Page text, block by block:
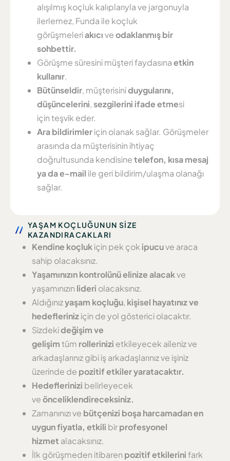
alışılmış koçluk kalıplarıyla ve jargonuyla
ilerlemez, Funda ile koçluk
görüşmeleriakıcıveodaklanmış bir
sohbettir.
Görüşme süresini müşteri faydasınaetkin
kullanır.
Bütünseldir, müşterisiniduygularını,
düşüncelerini, sezgilerini ifade etmesi
için teşvik eder.
Ara bildirimleriçin olanak sağlar. Görüşmeler
arasında da müşterisinin ihtiyaç
doğrultusunda kendisinetelefon, kısa mesaj
ya da e-mail ile geri bildirim/ulaşma olanağı
sağlar.
YAŞAM KOÇLUĞUNUN SİZE
KAZANDIRACAKLARI
Kendine koçlukiçin pek çokipucuve araca
sahip olacaksınız.
Yaşamınızın kontrolünü elinize alacakve
yaşamınızın lideri olacaksınız.
Aldığınızyaşam koçluğu, kişisel hayatınız ve
hedefleriniziçin de yol gösterici olacaktır.
Sizdekideğişim ve
gelişimtüm rollerinizi etkileyecek aileniz ve
arkadaşlarınız gibi iş arkadaşlarınız ve işiniz
üzerinde de pozitif etkiler yaratacaktır.
Hedeflerinizi belirleyecek
veönceliklendireceksiniz.
Zamanınızı ve bütçenizi boşa harcamadanen
uygun fiyatla, etkili birprofesyonel
hizmet alacaksınız.
İlk görüşmeden itibaren pozitif etkilerinifark